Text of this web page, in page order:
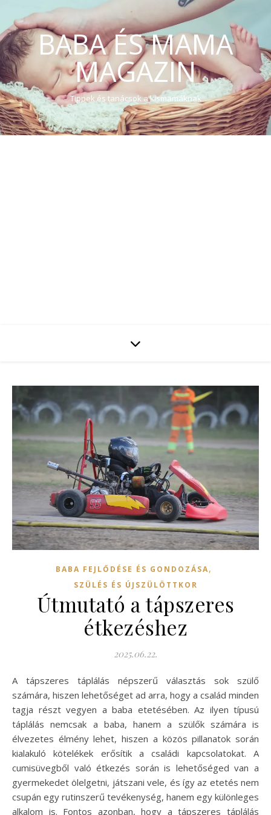
BABA ÉS MAMA
MAGAZIN
Tippek és tanácsok a kismamáknak
BABA FEJLŐDÉSE ÉS GONDOZÁSA,
SZÜLÉS ÉS ÚJSZÜLÖTTKOR
Útmutató a tápszeres
étkezéshez
2025.06.22.
A tápszeres táplálás népszerű választás sok szülő
számára, hiszen lehetőséget ad arra, hogy a család minden
tagja részt vegyen a baba etetésében. Az ilyen típusú
táplálás nemcsak a baba, hanem a szülők számára is
élvezetes élmény lehet, hiszen a közös pillanatok során
kialakuló kötelékek erősítik a családi kapcsolatokat. A
cumisüvegből való étkezés során is lehetőséged van a
gyermekedet ölelgetni, játszani vele, és így az etetés nem
csupán egy rutinszerű tevékenység, hanem egy különleges
alkalom is. Fontos azonban, hogy a tápszeres táplálás